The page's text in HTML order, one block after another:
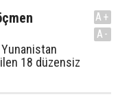
18 düzensiz
A+
A-